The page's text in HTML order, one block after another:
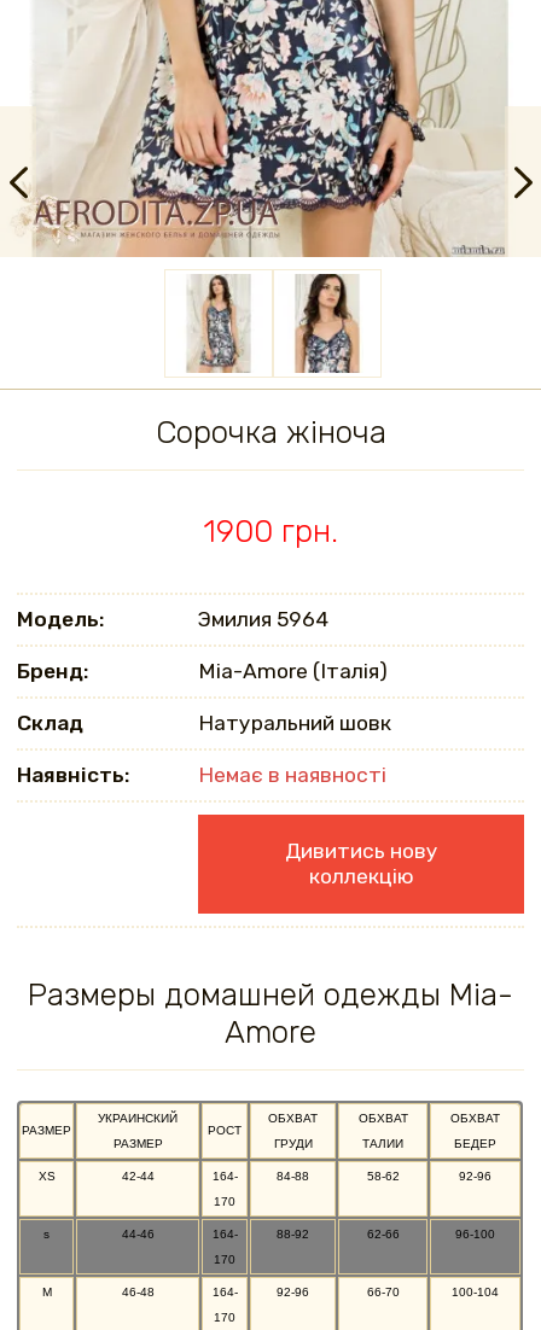
Сорочка жіноча
1900 грн.
Модель: Эмилия 5964
Бренд: Mia-Amore (Італія)
Склад Натуральний шовк
Наявність: Немає в наявності
Дивитись нову
коллекцію
Размеры домашней одежды Mia-
Amore
РАЗМЕР
УКРАИНСКИЙ
РАЗМЕР
РОСТ
ОБХВАТ
ГРУДИ
ОБХВАТ
ТАЛИИ
ОБХВАТ
БЕДЕР
XS 42-44
164-
170
84-88 58-62 92-96
s 44-46
164-
170
88-92 62-66 96-100
M 46-48
164-
170
92-96 66-70 100-104